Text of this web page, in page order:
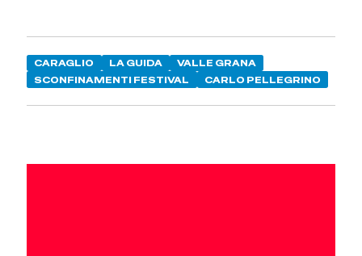
CARAGLIO LA GUIDA
VALLE GRANA
SCONFINAMENTI FESTIVAL
CARLO PELLEGRINO